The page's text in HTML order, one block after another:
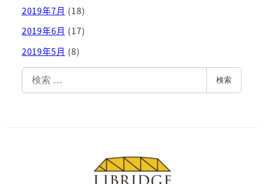
2019年7月 (18)
2019年6月 (17)
2019年5月 (8)
検
索
検索